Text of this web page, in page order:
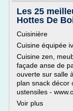
Les 25
Hottes De
Cuisinière
Cuisine équipée
Cuisine zen,
façade anse de
ouverte sur salle
plan snack décor
ustensiles -
Voir plus